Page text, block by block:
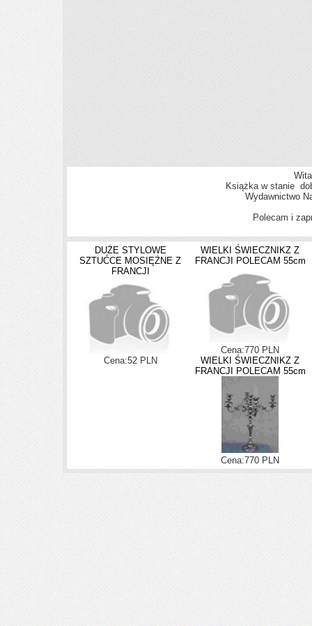
Książka w stanie
Wydawnictwo
Polecam i
DUŻE STYLOWE
SZTUĆCE MOSIĘŻNE Z
FRANCJI
Cena:52 PLN
WIELKI ŚWIECZNIKZ Z
FRANCJI POLECAM 55cm
Cena:770 PLN
WIELKI ŚWIECZNIKZ Z
FRANCJI POLECAM 55cm
Cena:770 PLN